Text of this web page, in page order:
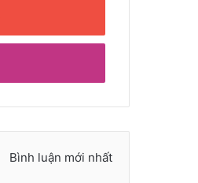
Bình luận mới nhất